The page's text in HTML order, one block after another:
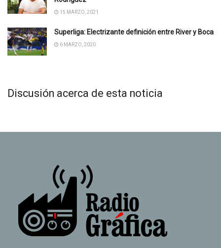
15 MARZO, 2021
Superliga: Electrizante definición entre River y Boca
6 MARZO, 2020
Discusión acerca de esta noticia